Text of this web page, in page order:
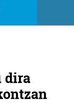
dira